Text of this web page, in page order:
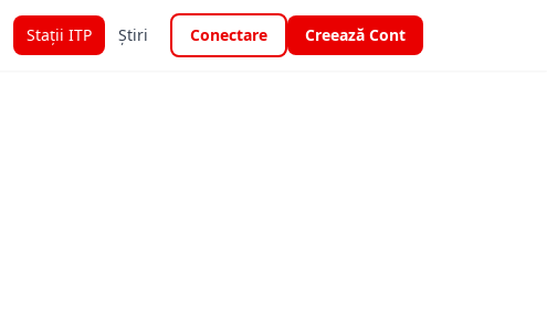
Stații ITP Știri Conectare Creează Cont